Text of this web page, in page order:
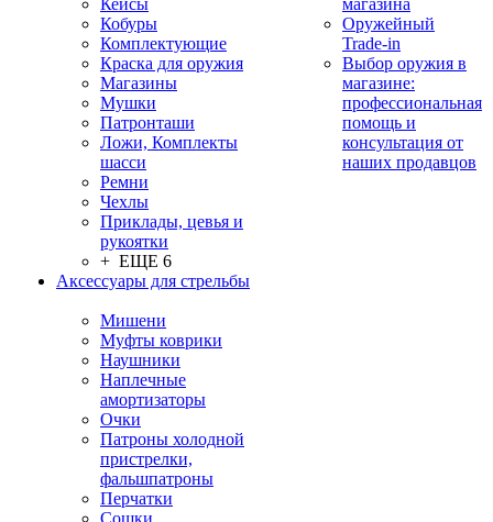
Кейсы
Кобуры
Комплектующие
Краска для оружия
Магазины
Мушки
Патронташи
Ложи, Комплекты
шасси
Ремни
Чехлы
Приклады, цевья и
рукоятки
+ ЕЩЕ 6
Аксессуары для стрельбы
Мишени
Муфты коврики
Наушники
Наплечные
амортизаторы
Очки
Патроны холодной
пристрелки,
фальшпатроны
Перчатки
Сошки
магазина
Оружейный
Trade-in
Выбор оружия в
магазине:
профессиональная
помощь и
консультация от
наших продавцов